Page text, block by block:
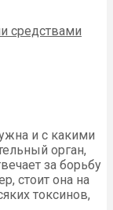
и с какими
орган,
за борьбу
стоит она на
токсинов,